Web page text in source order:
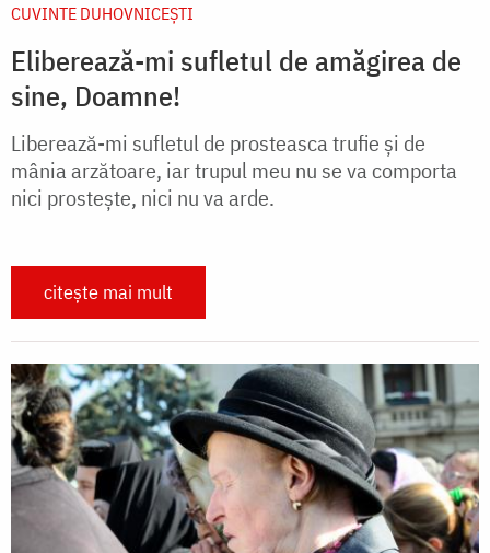
CUVINTE DUHOVNICEȘTI
Eliberează-mi sufletul de amăgirea de
sine, Doamne!
Liberează-mi sufletul de prosteasca trufie și de
mânia arzătoare, iar trupul meu nu se va comporta
nici prostește, nici nu va arde.
citește mai mult